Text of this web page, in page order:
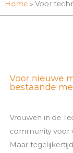
Home » Voor
Voor nieuwe
bestaande
Vrouwen in de
community voor
Maar